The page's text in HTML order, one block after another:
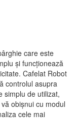
care este
și funcționează
Cafelat Robot
controlul asupra
simplu de utilizat,
obișnui cu modul
cele mai